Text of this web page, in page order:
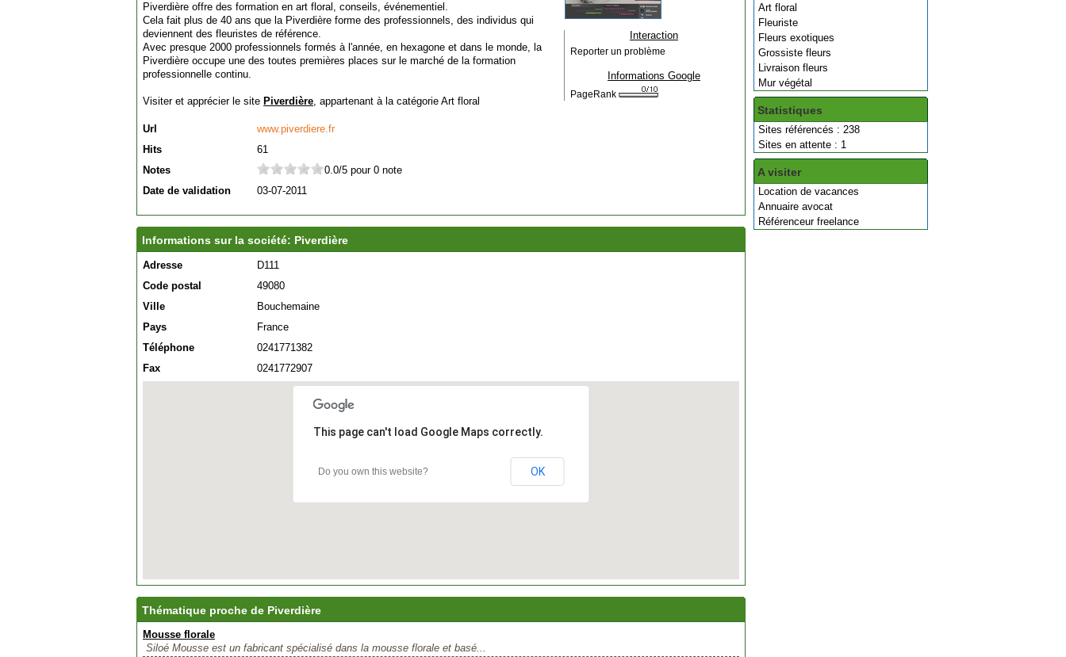
Art floral
Fleuriste
Fleurs exotiques
Grossiste fleurs
Livraison fleurs
Mur végétal
Statistiques
Sites référencés : 238
Sites en attente : 1
A visiter
Location de vacances
Annuaire avocat
Référenceur freelance
Piverdière offre des formation en art floral, conseils, événementiel.
Cela fait plus de 40 ans que la Piverdière forme des professionnels, des individus qui
deviennent des fleuristes de référence.
Avec presque 2000 professionnels formés à l'année, en hexagone et dans le monde, la
Piverdière occupe une des toutes premières places sur le marché de la formation
professionnelle continu.
Visiter et apprécier le site Piverdière, appartenant à la catégorie Art floral
Url
www.piverdiere.fr
Hits
61
Notes
0.0/5 pour 0 note
Date de validation
03-07-2011
Interaction
Reporter un problème
Informations Google
PageRank
Informations sur la société: Piverdière
Adresse
D111
Code postal
49080
Ville
Bouchemaine
Pays
France
Téléphone
0241771382
Fax
0241772907
This page can't load Google Maps correctly.
Do you own this website? OK
Thématique proche de Piverdière
Mousse florale
Siloé Mousse est un fabricant spécialisé dans la mousse florale et basé...